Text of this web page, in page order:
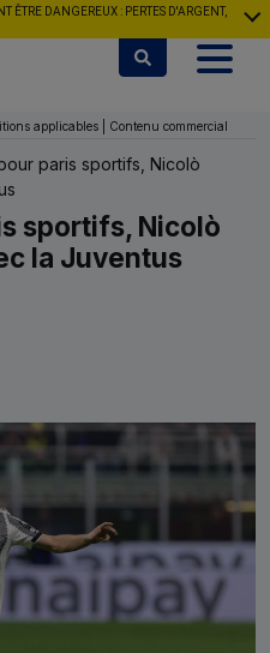
ÊTRE DANGEREUX : PERTES D'ARGENT,
applicables | Contenu commercial
paris sportifs, Nicolò
sportifs, Nicolò
la Juventus